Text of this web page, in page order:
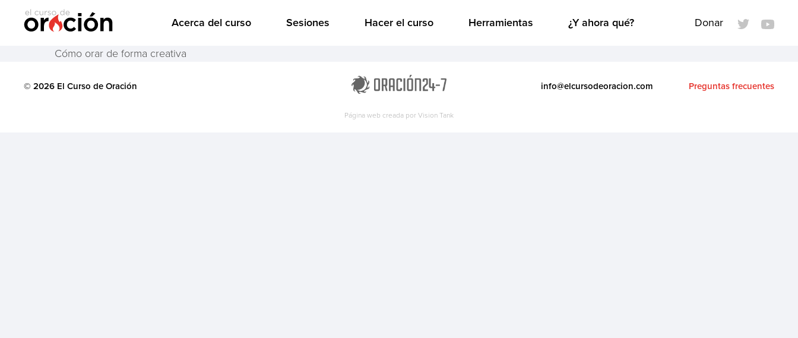
Acerca del curso Sesiones Hacer el curso Herramientas ¿Y ahora qué? Donar
Cómo orar de forma creativa
© 2026 El Curso de Oración info@elcursodeoracion.com Preguntas frecuentes
Página web creada por Vision Tank